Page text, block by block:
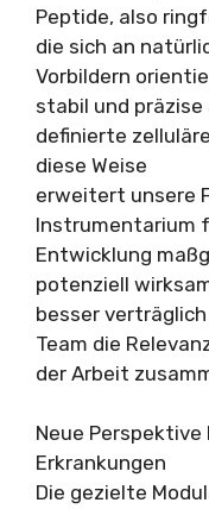
Peptide, also
die sich an
Vorbildern
stabil und präzise
definierte
diese Weise
erweitert unsere
Instrumentarium
Entwicklung
potenziell
besser verträglich
Team die
der Arbeit
Neue
Erkrankungen
Die gezielte